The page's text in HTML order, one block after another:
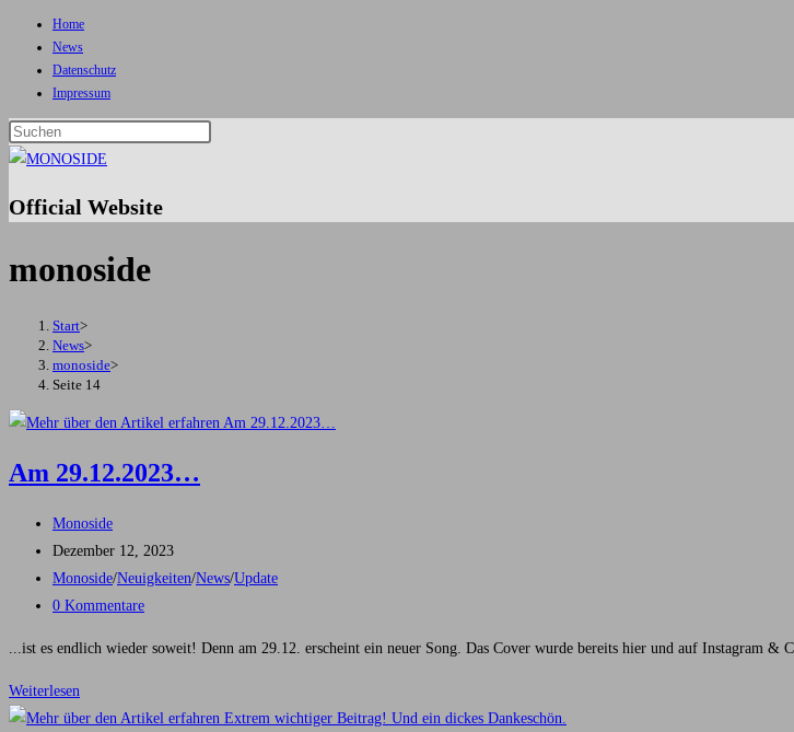
Inhalt
springen
Home
News
Datenschutz
Impressum
Official Website
monoside
Start>
News>
monoside>
Seite 14
Am 29.12.2023…
Beitrags-
Autor:
Monoside
Beitrag
veröffentlicht:
Dezember 12, 2023
Beitrags-
Kategorie:
Monoside/Neuigkeiten/News/Update
Beitrags-
0 Kommentare
...ist es endlich wieder soweit! Denn am 29.12. erscheint ein neuer Song. Das Cover wurde bereits hier und auf Instagram
Weiterlesen
29.12.2023…